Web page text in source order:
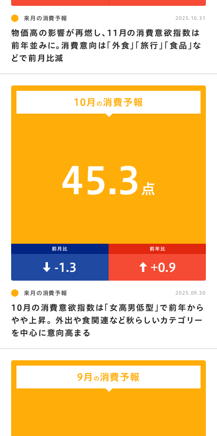
来月の消費予報
物価高の影響が再燃し､11月の消費意欲指数は
前年並みに。消費意向は｢外食｣｢旅行｣｢食品｣な
どで前月比減
2025.10.31
10月の消費予報
45.3 点
前月比 前年比
-1.3 +0.9
来月の消費予報
10月の消費意欲指数は｢女高男低型｣で前年から
やや上昇。 外出や食関連など秋らしいカテゴリー
を中心に意向高まる
2025.09.30
9月 の消費予報